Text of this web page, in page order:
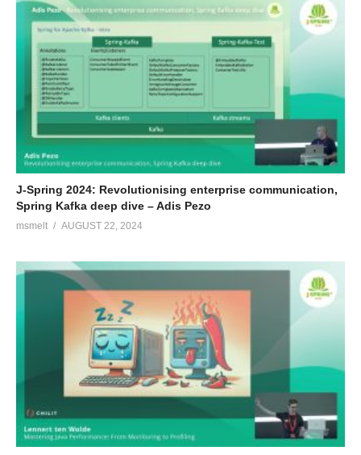
J-Spring 2024: Revolutionising enterprise communication,
Spring Kafka deep dive – Adis Pezo
msmelt AUGUST 22, 2024